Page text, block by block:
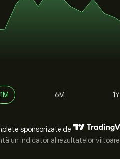
1M 6M 1Y
sponsorizate de
un indicator al rezultatelor viitoare